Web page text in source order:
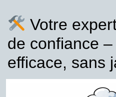
Votre
de confiance
efficace, sans